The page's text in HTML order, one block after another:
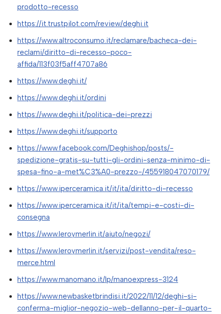
prodotto-recesso
https://it.trustpilot.com/review/deghi.it
https://www.altroconsumo.it/reclamare/bacheca-dei-
reclami/diritto-di-recesso-poco-
affida/113f03f5aff4707a86
https://www.deghi.it/
https://www.deghi.it/ordini
https://www.deghi.it/politica-dei-prezzi
https://www.deghi.it/supporto
https://www.facebook.com/Deghishop/posts/-
spedizione-gratis-su-tutti-gli-ordini-senza-minimo-di-
spesa-fino-a-met%C3%A0-prezzo-/455918047070179/
https://www.iperceramica.it/it/ita/diritto-di-recesso
https://www.iperceramica.it/it/ita/tempi-e-costi-di-
consegna
https://www.leroymerlin.it/aiuto/negozi/
https://www.leroymerlin.it/servizi/post-vendita/reso-
merce.html
https://www.manomano.it/lp/manoexpress-3124
https://www.newbasketbrindisi.it/2022/11/12/deghi-si-
conferma-miglior-negozio-web-dellanno-per-il-quarto-